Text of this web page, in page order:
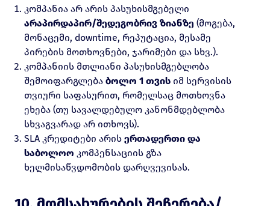
კომპანია არ არის პასუხისმგებელი
არაპირდაპირ/შედეგობრივ ზიანზე (მოგება,
მონაცემი, downtime, რეპუტაცია, მესამე
პირების მოთხოვნები, ჯარიმები და სხვ.).
კომპანიის მთლიანი პასუხისმგებლობა
შემოიფარგლება ბოლო 1 თვის იმ სერვისის
თვიური საფასურით, რომელსაც მოთხოვნა
ეხება (თუ სავალდებულო კანონმდებლობა
სხვაგვარად არ ითხოვს).
SLA კრედიტები არის ერთადერთი და
საბოლოო კომპენსაციის გზა
ხელმისაწვდომობის დარღვევისას.